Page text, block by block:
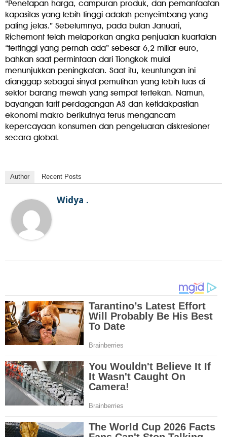
“Penetapan harga, campuran produk, dan pemanfaatan
kapasitas yang lebih tinggi adalah penyeimbang yang
paling jelas.” Sebelumnya, pada bulan Januari,
Richemont telah melaporkan angka penjualan kuartalan
“tertinggi yang pernah ada” sebesar 6,2 miliar euro,
bahkan saat permintaan dari Tiongkok mulai
menunjukkan peningkatan. Saat itu, keuntungan ini
dianggap sebagai sinyal pemulihan yang lebih luas di
sektor barang mewah yang sempat tertekan. Namun,
bayangan tarif perdagangan AS dan ketidakpastian
ekonomi makro berikutnya terus mengancam
kepercayaan konsumen dan pengeluaran diskresioner
secara global.
Author Recent Posts
Widya .